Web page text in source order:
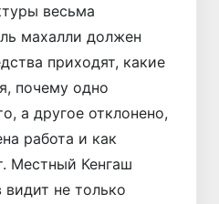
весьма
махалли должен
приходят, какие
почему одно
а другое отклонено,
работа и как
Местный Кенгаш
не только